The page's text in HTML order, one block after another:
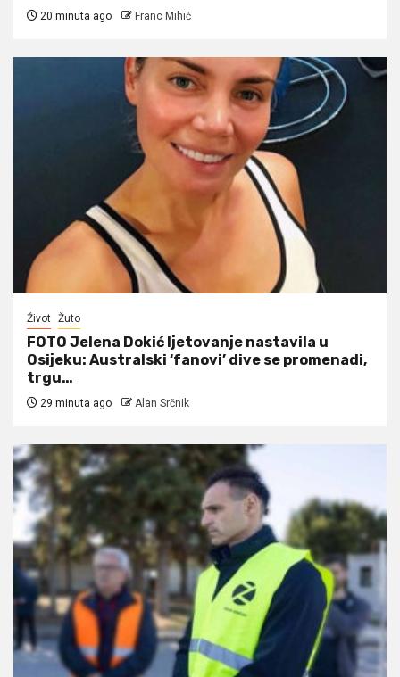
20 minuta ago Franc Mihić
Život Žuto
FOTO Jelena Dokić ljetovanje nastavila u
Osijeku: Australski ‘fanovi’ dive se promenadi,
trgu…
29 minuta ago Alan Srčnik